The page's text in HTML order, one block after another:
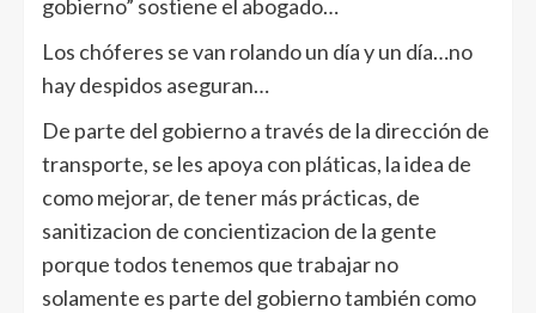
gobierno” sostiene el abogado…
Los chóferes se van rolando un día y un día…no
hay despidos aseguran…
De parte del gobierno a través de la dirección de
transporte, se les apoya con pláticas, la idea de
como mejorar, de tener más prácticas, de
sanitizacion de concientizacion de la gente
porque todos tenemos que trabajar no
solamente es parte del gobierno también como